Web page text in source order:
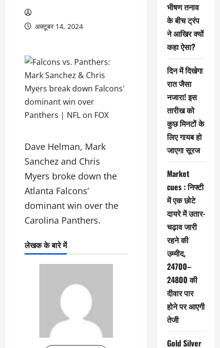
अक्टूबर 14, 2024
Dave Helman, Mark
Sanchez and Chris
Myers broke down the
Atlanta Falcons’
dominant win over the
Carolina Panthers.
लेखक के बारे में
भीषण तनाव
के बीच ट्रंप
ने आखिर क्यों
कहा ऐसा?
दिन में दिखेगा
रात जैसा
नजारा! इस
तारीख को
कुछ मिनटों के
लिए गायब हो
जाएगा सूरज
Market
cues : निफ्टी
में एक छोटे
दायरे में उतार-
चढ़ाव जारी
रहने की
उम्मीद,
24700–
24800 की
दीवार पार
होने पर आएगी
तेजी
Gold Silver